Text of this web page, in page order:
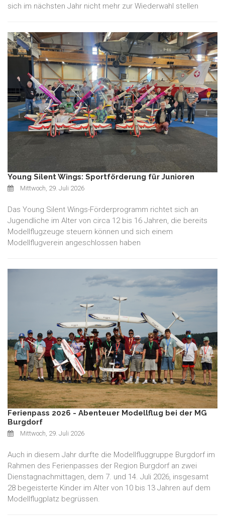
sich im nächsten Jahr nicht mehr zur Wiederwahl stellen
Young Silent Wings: Sportförderung für Junioren
Mittwoch, 29. Juli 2026
Das Young Silent Wings-Förderprogramm richtet sich an
Jugendliche im Alter von circa 12 bis 16 Jahren, die bereits
Modellflugzeuge steuern können und sich einem
Modellflugverein angeschlossen haben
Ferienpass 2026 - Abenteuer Modellflug bei der MG
Burgdorf
Mittwoch, 29. Juli 2026
Auch in diesem Jahr durfte die Modellfluggruppe Burgdorf im
Rahmen des Ferienpasses der Region Burgdorf an zwei
Dienstagnachmittagen, dem 7. und 14. Juli 2026, insgesamt
28 begeisterte Kinder im Alter von 10 bis 13 Jahren auf dem
Modellflugplatz begrüssen.